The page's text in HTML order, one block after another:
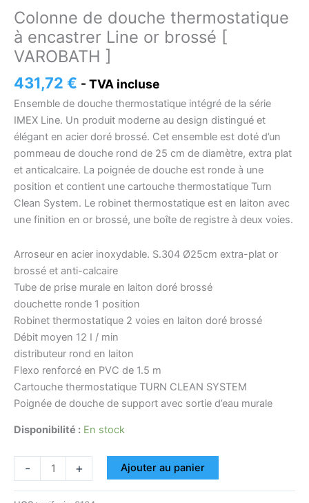
Colonne de douche thermostatique
à encastrer Line or brossé [
VAROBATH ]
431,72 € - TVA incluse
Ensemble de douche thermostatique intégré de la série
IMEX Line. Un produit moderne au design distingué et
élégant en acier doré brossé. Cet ensemble est doté d’un
pommeau de douche rond de 25 cm de diamètre, extra plat
et anticalcaire. La poignée de douche est ronde à une
position et contient une cartouche thermostatique Turn
Clean System. Le robinet thermostatique est en laiton avec
une finition en or brossé, une boîte de registre à deux voies.
Arroseur en acier inoxydable. S.304 Ø25cm extra-plat or
brossé et anti-calcaire
Tube de prise murale en laiton doré brossé
douchette ronde 1 position
Robinet thermostatique 2 voies en laiton doré brossé
Débit moyen 12 I / min
distributeur rond en laiton
Flexo renforcé en PVC de 1.5 m
Cartouche thermostatique TURN CLEAN SYSTEM
Poignée de douche de support avec sortie d’eau murale
Disponibilité : En stock
- + Ajouter au panier